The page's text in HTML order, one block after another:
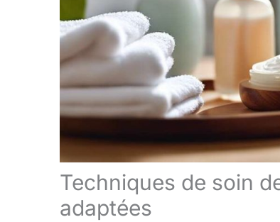
Techniques de soin
adaptées